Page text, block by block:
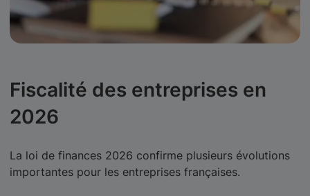
Fiscalité des entreprises en
2026
La loi de finances 2026 confirme plusieurs évolutions
importantes pour les entreprises françaises.